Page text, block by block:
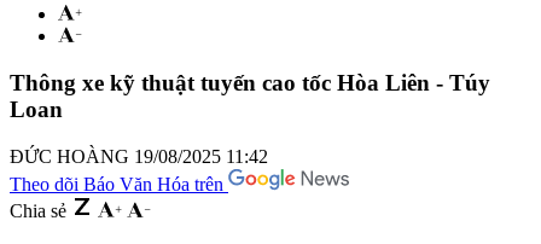
Thông xe kỹ thuật tuyến cao tốc Hòa Liên - Túy
Loan
ĐỨC HOÀNG 19/08/2025 11:42
Theo dõi Báo Văn Hóa trên
Chia sẻ